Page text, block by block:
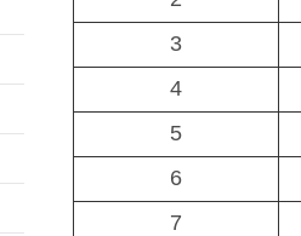
3
4
5
6
7